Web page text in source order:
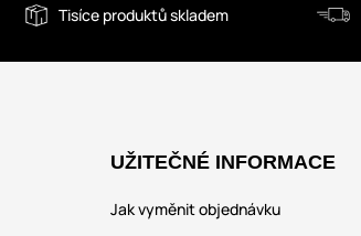
Tisíce produktů skladem
UŽITEČNÉ INFORMACE
Jak vyměnit objednávku